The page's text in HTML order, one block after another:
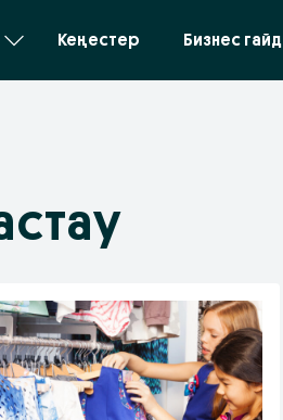
Кеңестер Бизнес гайд